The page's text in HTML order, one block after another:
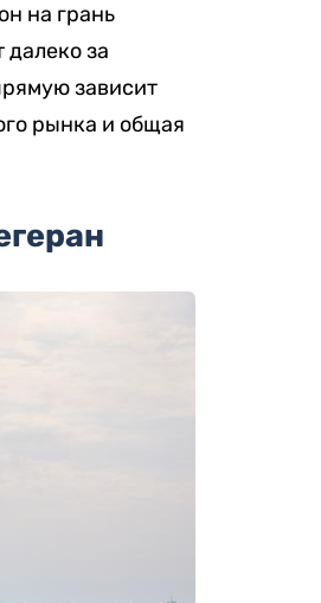
на грань
за
зависит
рынка и общая